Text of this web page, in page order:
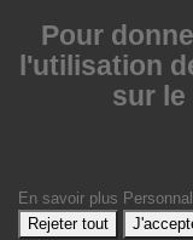
Pour
l'utilisation
sur
En savoir plus
Rejeter tout